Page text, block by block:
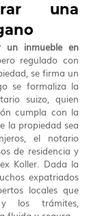
una
un inmueble en
regulado con
se firma un
se formaliza la
suizo, quien
cumpla con la
la propiedad sea
el notario
de residencia y
Koller. Dada la
expatriados
locales que
los trámites,